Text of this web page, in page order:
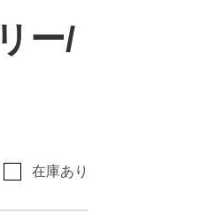
ー/
在庫あり